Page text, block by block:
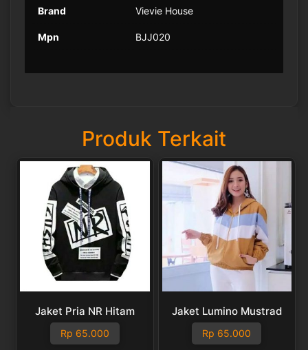
Brand Vievie House
Mpn BJJ020
Produk Terkait
Jaket Pria NR Hitam
Rp 65.000
Jaket Lumino Mustrad
Rp 65.000